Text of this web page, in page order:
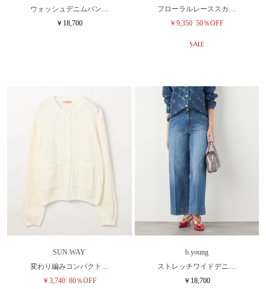
ウォッシュデニムパン…
￥18,700
フローラルレーススカ…
￥9,350 50％OFF
SALE
SUN WAY
変わり編みコンパクト…
￥3,740 80％OFF
b.young
ストレッチワイドデニ…
￥18,700